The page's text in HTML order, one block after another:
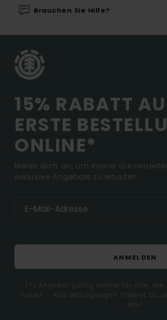
Brauchen Sie Hilfe?
15% RABATT
ERSTE
ONLINE*
Melde dich an, um immer die
exklusive Angebote zu erhalten.
ANMELDEN
(*) Angebot gültig online für alle, die
haben - Alle Bedingungen findest du
Mail